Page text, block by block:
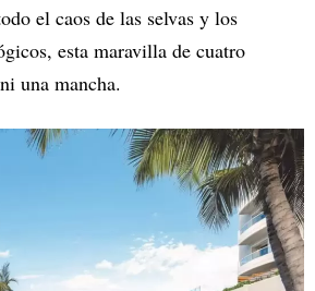
el caos de las selvas y los
esta maravilla de cuatro
una mancha.